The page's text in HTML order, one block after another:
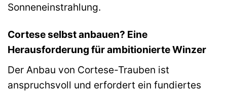
Sonneneinstrahlung.
Cortese selbst anbauen? Eine
Herausforderung für ambitionierte Winzer
Der Anbau von Cortese-Trauben ist
anspruchsvoll und erfordert ein fundiertes